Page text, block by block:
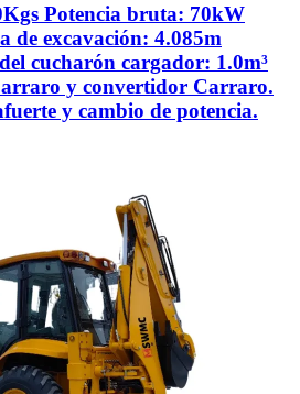
Potencia bruta: 70kW
de excavación: 4.085m
cucharón cargador: 1.0m³
y convertidor Carraro.
y cambio de potencia.